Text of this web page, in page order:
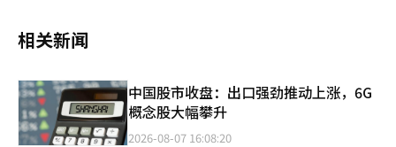
相关新闻
中国股市收盘：出口强劲推动上涨，6G
概念股大幅攀升
2026-08-07 16:08:20